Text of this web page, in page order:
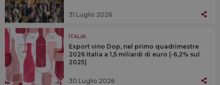
31 Luglio 2026
ITALIA
Export vino Dop, nel primo quadrimestre
2026 Italia a 1,5 miliardi di euro (-6,2% sul
2025)
30 Luglio 2026